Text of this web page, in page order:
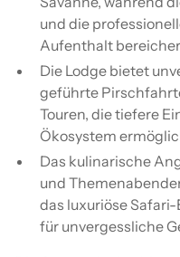
und die
Aufenthalt
Die Lodge bietet
geführte
Touren, die tiefere
Ökosystem
Das kulinarische
und
das luxuriöse
für unvergessliche